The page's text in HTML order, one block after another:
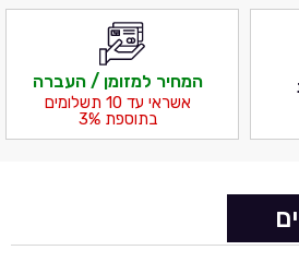
המחיר למזומן / העברה
אשראי עד 10 תשלומים
בתוספת 3%